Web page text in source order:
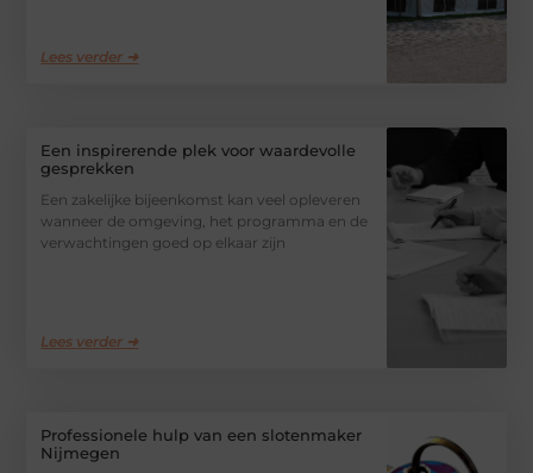
Lees verder ➜
Een inspirerende plek voor waardevolle
gesprekken
Een zakelijke bijeenkomst kan veel opleveren
wanneer de omgeving, het programma en de
verwachtingen goed op elkaar zijn
Lees verder ➜
Professionele hulp van een slotenmaker
Nijmegen